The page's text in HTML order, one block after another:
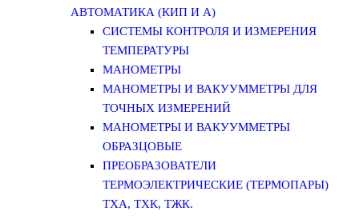
АВТОМАТИКА (КИП И А)
СИСТЕМЫ КОНТРОЛЯ И ИЗМЕРЕНИЯ
ТЕМПЕРАТУРЫ
МАНОМЕТРЫ
МАНОМЕТРЫ И ВАКУУММЕТРЫ ДЛЯ
ТОЧНЫХ ИЗМЕРЕНИЙ
МАНОМЕТРЫ И ВАКУУММЕТРЫ
ОБРАЗЦОВЫЕ
ПРЕОБРАЗОВАТЕЛИ
ТЕРМОЭЛЕКТРИЧЕСКИЕ (ТЕРМОПАРЫ)
ТХА, ТХК, ТЖК.